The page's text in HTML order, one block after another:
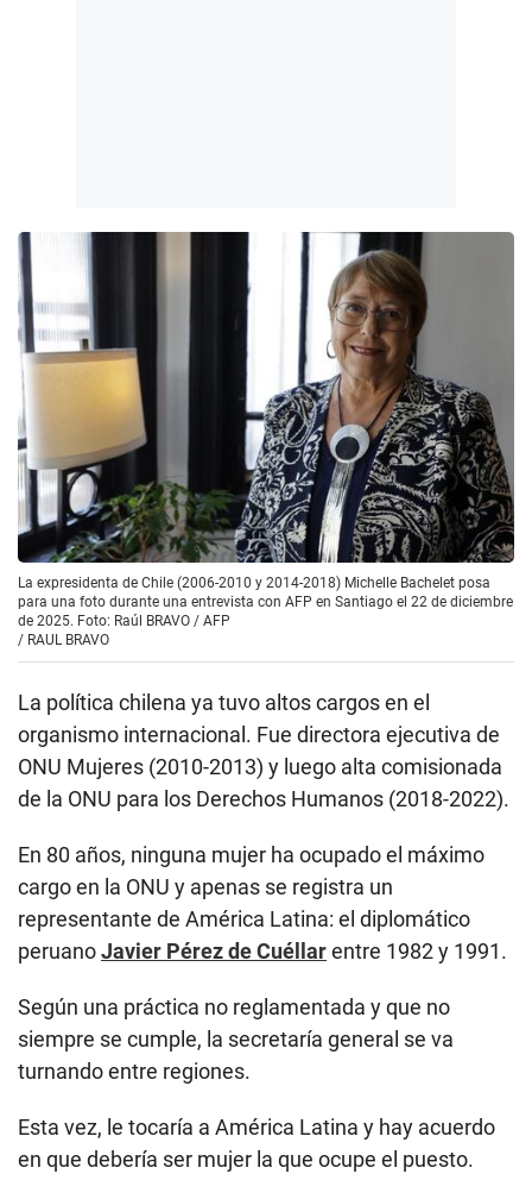
La expresidenta de Chile (2006-2010 y 2014-2018) Michelle Bachelet posa
para una foto durante una entrevista con AFP en Santiago el 22 de diciembre
de 2025. Foto: Raúl BRAVO / AFP
/ RAUL BRAVO
La política chilena ya tuvo altos cargos en el
organismo internacional. Fue directora ejecutiva de
ONU Mujeres (2010-2013) y luego alta comisionada
de la ONU para los Derechos Humanos (2018-2022).
En 80 años, ninguna mujer ha ocupado el máximo
cargo en la ONU y apenas se registra un
representante de América Latina: el diplomático
peruanoJavier Pérez de Cuéllarentre 1982 y 1991.
Según una práctica no reglamentada y que no
siempre se cumple, la secretaría general se va
turnando entre regiones.
Esta vez, le tocaría a América Latina y hay acuerdo
en que debería ser mujer la que ocupe el puesto.